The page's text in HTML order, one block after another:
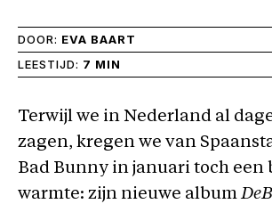
DOOR: EVA BAART
LEESTIJD: 7 MIN
Terwijl we in Nederland al
zagen, kregen we van
Bad Bunny in januari toch een
warmte: zijn nieuwe album